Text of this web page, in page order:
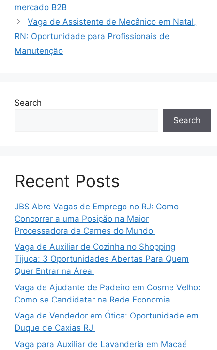
mercado B2B
Vaga de Assistente de Mecânico em Natal,
RN: Oportunidade para Profissionais de
Manutenção
Search
Search
Recent Posts
JBS Abre Vagas de Emprego no RJ: Como
Concorrer a uma Posição na Maior
Processadora de Carnes do Mundo
Vaga de Auxiliar de Cozinha no Shopping
Tijuca: 3 Oportunidades Abertas Para Quem
Quer Entrar na Área
Vaga de Ajudante de Padeiro em Cosme Velho:
Como se Candidatar na Rede Economia
Vaga de Vendedor em Ótica: Oportunidade em
Duque de Caxias RJ
Vaga para Auxiliar de Lavanderia em Macaé